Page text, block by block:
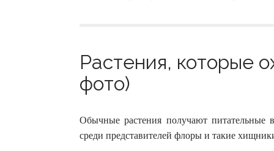
Растения, которые
фото)
Обычные растения получают
среди представителей флоры и такие